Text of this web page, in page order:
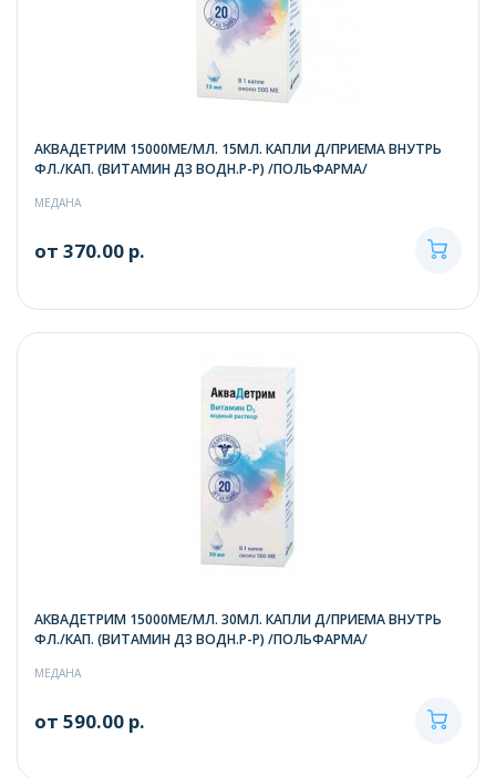
АКВАДЕТРИМ 15000МЕ/МЛ. 15МЛ. КАПЛИ Д/ПРИЕМА ВНУТРЬ
ФЛ./КАП. (ВИТАМИН Д3 ВОДН.Р-Р) /ПОЛЬФАРМА/
МЕДАНА
от 370.00 р.
АКВАДЕТРИМ 15000МЕ/МЛ. 30МЛ. КАПЛИ Д/ПРИЕМА ВНУТРЬ
ФЛ./КАП. (ВИТАМИН Д3 ВОДН.Р-Р) /ПОЛЬФАРМА/
МЕДАНА
от 590.00 р.